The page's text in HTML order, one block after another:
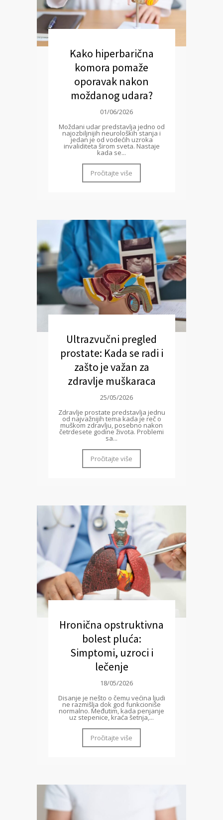
Kako hiperbarična
komora pomaže
oporavak nakon
moždanog udara?
01/06/2026
Moždani udar predstavlja jedno od
najozbiljnijih neuroloških stanja i
jedan je od vodećih uzroka
invaliditeta širom sveta. Nastaje
kada se...
Pročitajte više
Ultrazvučni pregled
prostate: Kada se radi i
zašto je važan za
zdravlje muškaraca
25/05/2026
Zdravlje prostate predstavlja jednu
od najvažnijih tema kada je reč o
muškom zdravlju, posebno nakon
četrdesete godine života. Problemi
sa...
Pročitajte više
Hronična opstruktivna
bolest pluća:
Simptomi, uzroci i
lečenje
18/05/2026
Disanje je nešto o čemu većina ljudi
ne razmišlja dok god funkcioniše
normalno. Međutim, kada penjanje
uz stepenice, kraća šetnja,...
Pročitajte više